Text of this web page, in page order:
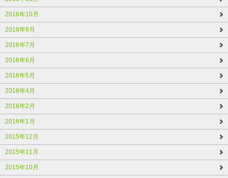
2016年10月
2016年9月
2016年7月
2016年6月
2016年5月
2016年4月
2016年2月
2016年1月
2015年12月
2015年11月
2015年10月